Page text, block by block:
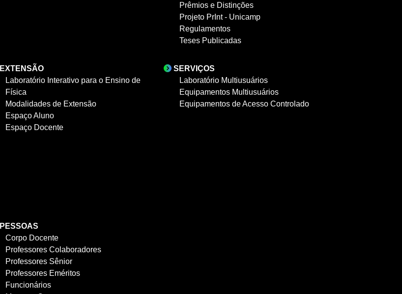
Prêmios e Distinções
Projeto PrInt - Unicamp
Regulamentos
Teses Publicadas
EXTENSÃO
Laboratório Interativo para o Ensino de
Física
Modalidades de Extensão
Espaço Aluno
Espaço Docente
SERVIÇOS
Laboratório Multiusuários
Equipamentos Multiusuários
Equipamentos de Acesso Controlado
PESSOAS
Corpo Docente
Professores Colaboradores
Professores Sênior
Professores Eméritos
Funcionários